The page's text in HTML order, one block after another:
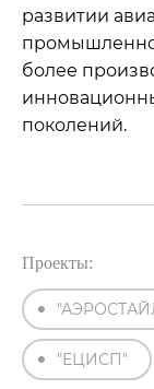
Проекты:
"ЕЦИСП"
развитии
более
поколений.